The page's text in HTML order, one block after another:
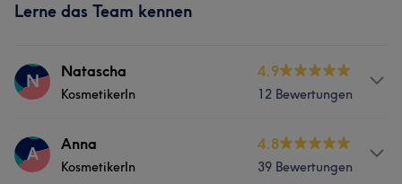
Lerne das Team kennen
N Natascha
KosmetikerIn
4.9
12 Bewertungen
Services
A Anna
KosmetikerIn
4.8
39 Bewertungen